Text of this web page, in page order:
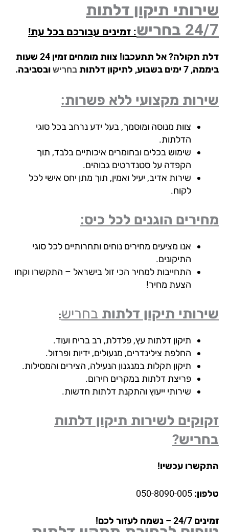
תיקון דלתות
בחריש: זמינים עבורכם בכל עת!
דלת תקולה? אל תתעכבו! צוות מומחים זמין 24 שעות
בשבוע, לתיקון דלתות
בחרישובסביבה.
מקצועי ללא פשרות:
צוות מנוסה ומוסמך, בעל ידע נרחב בכל סוגי
הדלתות.
שימוש בכלים ובחומרים איכותיים בלבד, תוך
הקפדה על סטנדרטים גבוהים.
שירות אדיב, יעיל ואמין, תוך מתן יחס אישי לכל
לקוח.
הוגנים לכל כיס:
אנו מציעים מחירים נוחים ותחרותיים לכל סוגי
התיקונים.
התחייבות למחיר הכי זול בישראל – התקשרו וקחו
הצעת מחיר!
תיקון דלתותבחריש:
תיקון דלתות עץ, פלדלת, רב בריח ועוד.
החלפת צילינדרים, מנעולים, ידיות ופרזול.
תיקון תקלות במנגנון הנעילה, הצירים והמסילות.
פריצת דלתות במקרים חירום.
שירותי ייעוץ והתקנת דלתות חדשות.
לשירות תיקון דלתות
עכשיו!
050-8090-005
– נשמח לעזור לכם!